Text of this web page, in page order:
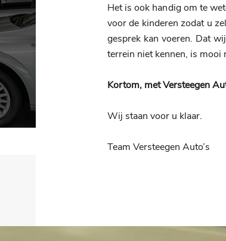
Het is ook handig om te
voor de kinderen zodat u
gesprek kan voeren. Dat
terrein niet kennen, is mooi
Kortom, met Versteegen
Wij staan voor u klaar.
Team Versteegen Auto’s